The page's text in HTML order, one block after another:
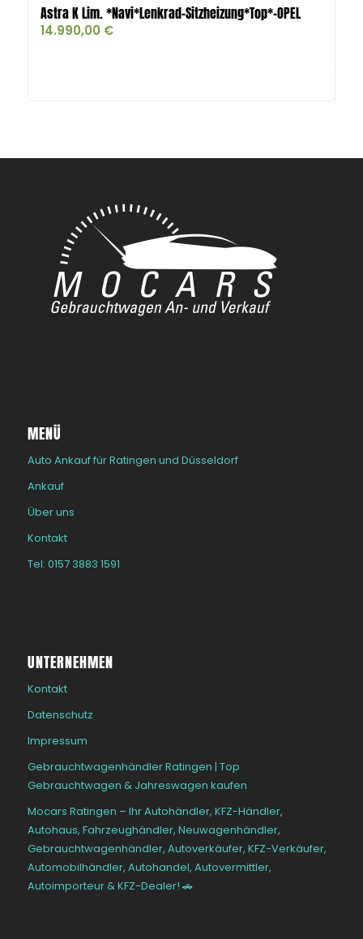
Astra K Lim. *Navi*Lenkrad-Sitzheizung*Top*-OPEL
14.990,00 €
MENÜ
Auto Ankauf für Ratingen und Düsseldorf
Ankauf
Über uns
Kontakt
Tel: 0157 3883 1591
UNTERNEHMEN
Kontakt
Datenschutz
Impressum
Gebrauchtwagenhändler Ratingen | Top
Gebrauchtwagen & Jahreswagen kaufen
Mocars Ratingen – Ihr Autohändler, KFZ-Händler,
Autohaus, Fahrzeughändler, Neuwagenhändler,
Gebrauchtwagenhändler, Autoverkäufer, KFZ-Verkäufer,
Automobilhändler, Autohandel, Autovermittler,
Autoimporteur & KFZ-Dealer! 🚗